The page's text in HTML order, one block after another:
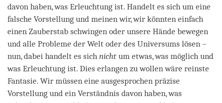
davon haben, was Erleuchtung ist. Handelt es sich um eine
falsche Vorstellung und meinen wir, wir könnten einfach
einen Zauberstab schwingen oder unsere Hände bewegen
und alle Probleme der Welt oder des Universums lösen –
nun, dabei handelt es sich nicht um etwas, was möglich und
was Erleuchtung ist. Dies erlangen zu wollen wäre reinste
Fantasie. Wir müssen eine ausgesprochen präzise
Vorstellung und ein Verständnis davon haben, was